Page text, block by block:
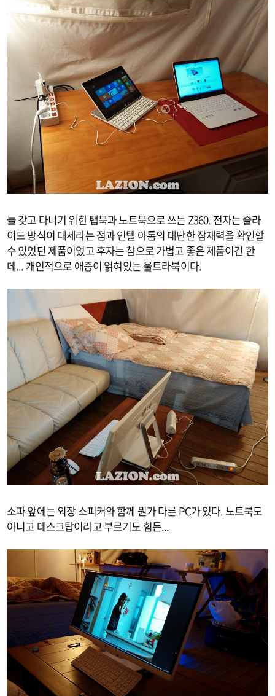
늘 갖고 다니기 위한 탭북과 노트북으로 쓰는 Z360. 전자는 슬라
이드 방식이 대세라는 점과 인텔 아톰의 대단한 잠재력을 확인할
수 있었던 제품이었고 후자는 참으로 가볍고 좋은 제품이긴 한
데... 개인적으로 애증이 얽혀있는 울트라북이다.
소파 앞에는 외장 스피커와 함께 뭔가 다른 PC가 있다. 노트북도
아니고 데스크탑이라고 부르기도 힘든...